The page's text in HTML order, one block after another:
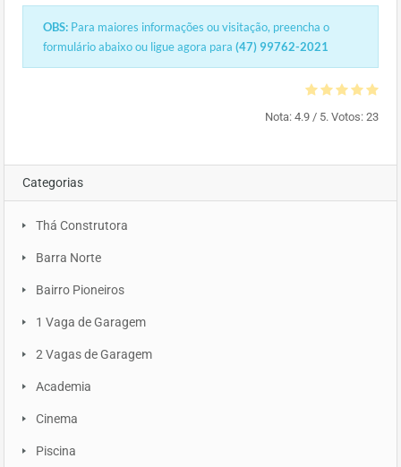
OBS: Para maiores informações ou visitação, preencha o
formulário abaixo ou ligue agora para (47) 99762-2021
Nota: 4.9 / 5. Votos: 23
Categorias
Thá Construtora
Barra Norte
Bairro Pioneiros
1 Vaga de Garagem
2 Vagas de Garagem
Academia
Cinema
Piscina